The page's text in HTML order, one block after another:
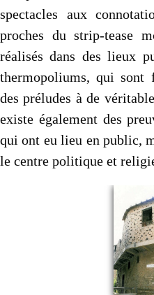
spectacles aux
proches du strip-tease
réalisés dans des lieux
thermopoliums, qui sont
des préludes à de
existe également des
qui ont eu lieu en public,
le centre politique et